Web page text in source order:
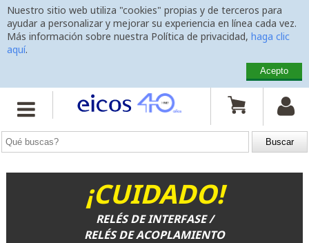
Nuestro sitio web utiliza "cookies" propias y de terceros para
ayudar a personalizar y mejorar su experiencia en línea cada vez.
Más información sobre nuestra Política de privacidad, haga clic
aquí.
Acepto
 
Inicio >Datos Técnicos >Manuales de Instalación y Hojas de Datos >
Cuidado: Instalación con Relé de Interfase / Acoplamiento
PDF:es-cuidado-instalacion-con-rele-de-acoplamiento.pdf
¡CUIDADO!
RELÉS DE INTERFASE /
RELÉS DE ACOPLAMIENTO